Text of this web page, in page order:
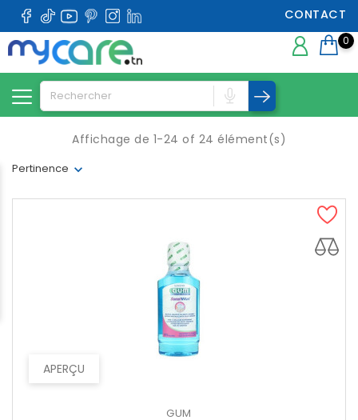
CONTACT
0
Pertinence
Affichage de 1-24 of 24 élément(s)
APERÇU
GUM